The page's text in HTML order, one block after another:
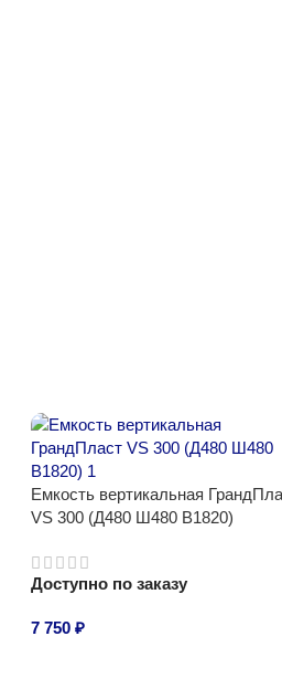
Емкость вертикальная
VS 300 (Д480 Ш480 В1820)
Доступно по заказу
7 750 ₽